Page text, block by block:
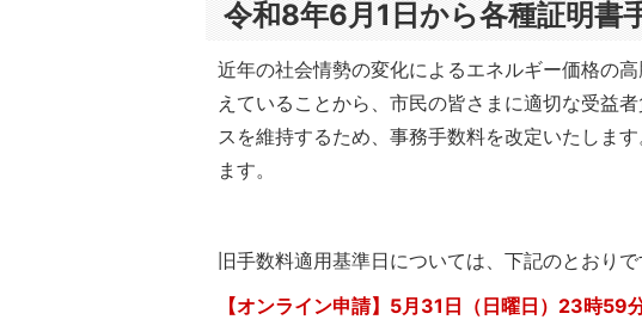
令和8年6月1日から各種証明書
近年の社会情勢の変化によるエネルギー価格の
えていることから、市民の皆さまに適切な受益
スを維持するため、事務手数料を改定いたしま
ます。
旧手数料適用基準日については、下記のとおりで
【オンライン申請】5月31日（日曜日）23時59